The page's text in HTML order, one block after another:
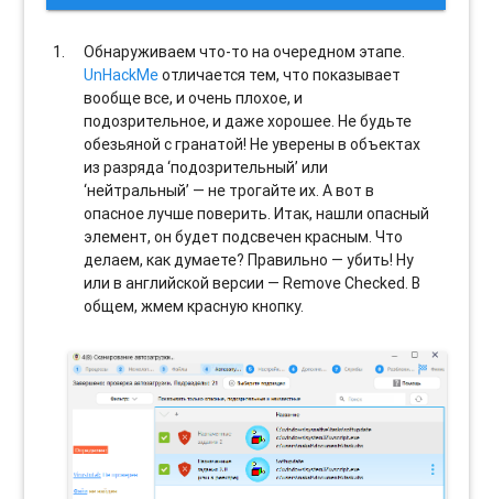
Обнаруживаем что-то на очередном этапе.
UnHackMeотличается тем, что показывает
вообще все, и очень плохое, и
подозрительное, и даже хорошее. Не будьте
обезьяной с гранатой! Не уверены в объектах
из разряда ‘подозрительный’ или
‘нейтральный’ — не трогайте их. А вот в
опасное лучше поверить. Итак, нашли опасный
элемент, он будет подсвечен красным. Что
делаем, как думаете? Правильно — убить! Ну
или в английской версии — Remove Checked. В
общем, жмем красную кнопку.